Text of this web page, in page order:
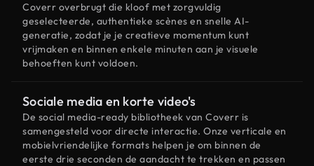
Coverr overbrugt die kloof met zorgvuldig
geselecteerde, authentieke scènes en snelle AI-
generatie, zodat je je creatieve momentum kunt
vrijmaken en binnen enkele minuten aan je visuele
behoeften kunt voldoen.
Sociale media en korte video's
De social media-ready bibliotheek van Coverr is
samengesteld voor directe interactie. Onze verticale en
mobielvriendelijke formats helpen je om binnen de
eerste drie seconden de aandacht te trekken en passen